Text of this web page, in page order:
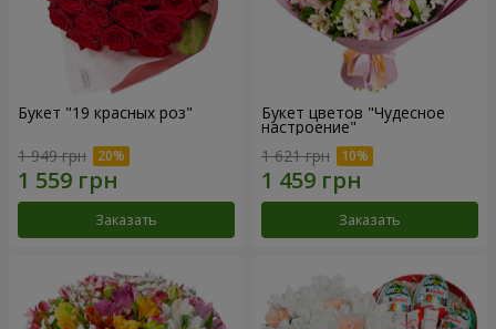
Букет "19 красных роз"
1 949 грн
Заказать
Букет цветов "Чудесное
настроение"
1 621 грн
Заказать